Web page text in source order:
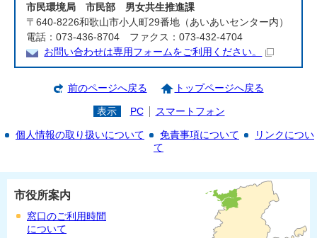
市民環境局 市民部 男女共生推進課
〒640-8226和歌山市小人町29番地（あいあいセンター内）
電話：073-436-8704 ファクス：073-432-4704
お問い合わせは専用フォームをご利用ください。
前のページへ戻る トップページへ戻る
表示 PC スマートフォン
個人情報の取り扱いについて 免責事項について
リンクについ
て
市役所案内
窓口のご利用時間
について